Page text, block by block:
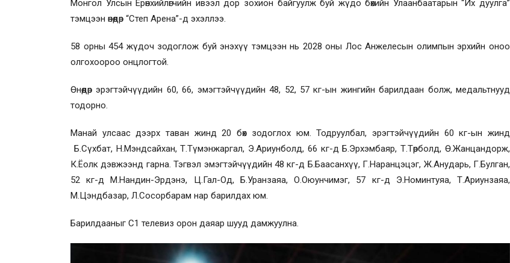
Монгол Улсын Ерөнхийлөгчийн ивээл дор зохион байгуулж буй жүдо бөхийн Улаанбаатарын “Их дуулга”
тэмцээн өнөөдөр “Степ Арена”-д эхэллээ.
58 орны 454 жүдоч зодоглож буй энэхүү тэмцээн нь 2028 оны Лос Анжелесын олимпын эрхийн оноо
олгохоороо онцлогтой.
Өнөөдөр эрэгтэйчүүдийн 60, 66, эмэгтэйчүүдийн 48, 52, 57 кг-ын жингийн барилдаан болж, медальтнууд
тодорно.
Манай улсаас дээрх таван жинд 20 бөх зодоглох юм. Тодруулбал, эрэгтэйчүүдийн 60 кг-ын жинд
Б.Сүхбат, Н.Мэндсайхан, Т.Түмэнжаргал, Э.Ариунболд, 66 кг-д Б.Эрхэмбаяр, Т.Төрболд, Ө.Жанцандорж,
К.Ёолк дэвжээнд гарна. Тэгвэл эмэгтэйчүүдийн 48 кг-д Б.Баасанхүү, Г.Наранцэцэг, Ж.Анударь, Г.Булган,
52 кг-д М.Нандин-Эрдэнэ, Ц.Гал-Од, Б.Уранзаяа, О.Оюунчимэг, 57 кг-д Э.Номинтуяа, Т.Ариунзаяа,
М.Цэндбазар, Л.Сосорбарам нар барилдах юм.
Барилдааныг С1 телевиз орон даяар шууд дамжуулна.